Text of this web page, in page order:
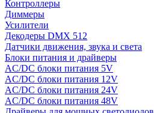
Контроллеры
Диммеры
Усилители
Декодеры DMX 512
Датчики движения, звука и света
Блоки питания и драйверы
AC/DC блоки питания 5V
AC/DC блоки питания 12V
AC/DC блоки питания 24V
AC/DC блоки питания 48V